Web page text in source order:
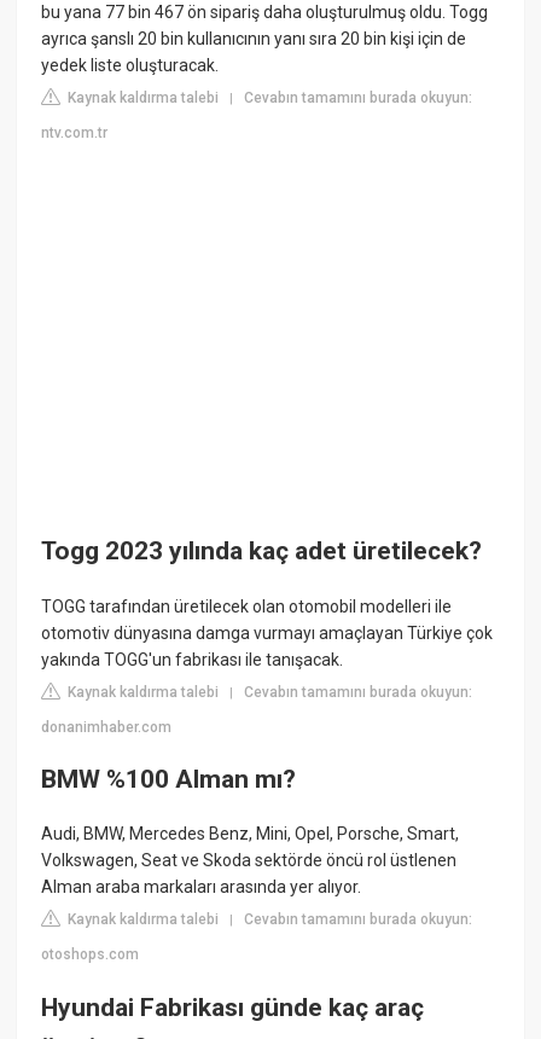
bu yana 77 bin 467 ön sipariş daha oluşturulmuş oldu. Togg
ayrıca şanslı 20 bin kullanıcının yanı sıra 20 bin kişi için de
yedek liste oluşturacak.
Kaynak kaldırma talebi |Cevabın tamamını burada okuyun:
ntv.com.tr
Togg 2023 yılında kaç adet üretilecek?
TOGG tarafından üretilecek olan otomobil modelleri ile
otomotiv dünyasına damga vurmayı amaçlayan Türkiye çok
yakında TOGG'un fabrikası ile tanışacak.
Kaynak kaldırma talebi |Cevabın tamamını burada okuyun:
donanimhaber.com
BMW %100 Alman mı?
Audi, BMW, Mercedes Benz, Mini, Opel, Porsche, Smart,
Volkswagen, Seat ve Skoda sektörde öncü rol üstlenen
Alman araba markaları arasında yer alıyor.
Kaynak kaldırma talebi |Cevabın tamamını burada okuyun:
otoshops.com
Hyundai Fabrikası günde kaç araç